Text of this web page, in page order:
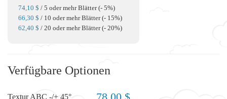
74,10 $ / 5 oder mehr Blätter (- 5%)
66,30 $ / 10 oder mehr Blätter (- 15%)
62,40 $ / 20 oder mehr Blätter (- 20%)
Verfügbare Optionen
Textur ABC -/+ 45°